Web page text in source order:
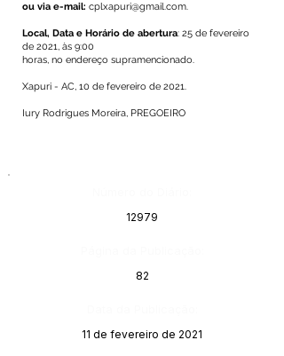
ou via e-mail: cplxapuri@gmail.com.
Local, Data e Horário de abertura: 25 de fevereiro
de 2021, às 9:00
horas, no endereço supramencionado.
Xapuri - AC, 10 de fevereiro de 2021.
Iury Rodrigues Moreira, PREGOEIRO
12979
82
11 de fevereiro de 2021